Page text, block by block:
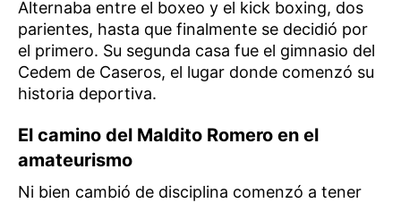
Alternaba entre el boxeo y el kick boxing, dos
parientes, hasta que finalmente se decidió por
el primero. Su segunda casa fue el gimnasio del
Cedem de Caseros, el lugar donde comenzó su
historia deportiva.
El camino del Maldito Romero en el
amateurismo
Ni bien cambió de disciplina comenzó a tener